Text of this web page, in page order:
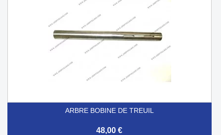
ARBRE BOBINE DE TREUIL
48,00 €